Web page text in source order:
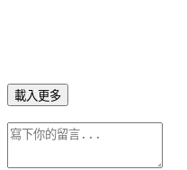
載入更多